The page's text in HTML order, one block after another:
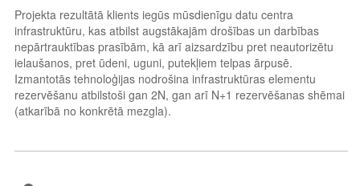
Projekta rezultātā klients iegūs mūsdienīgu datu centra
infrastruktūru, kas atbilst augstākajām drošības un darbības
nepārtrauktības prasībām, kā arī aizsardzību pret neautorizētu
ielaušanos, pret ūdeni, uguni, putekļiem telpas ārpusē.
Izmantotās tehnoloģijas nodrošina infrastruktūras elementu
rezervēšanu atbilstoši gan 2N, gan arī N+1 rezervēšanas shēmai
(atkarībā no konkrētā mezgla).